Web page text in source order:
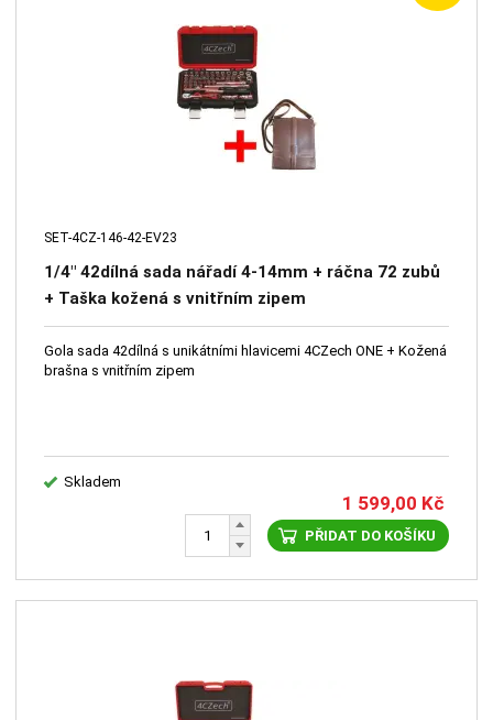
SET-4CZ-146-42-EV23
1/4" 42dílná sada nářadí 4-14mm + ráčna 72 zubů
+ Taška kožená s vnitřním zipem
Gola sada 42dílná s unikátními hlavicemi 4CZech ONE + Kožená
brašna s vnitřním zipem
Skladem
1 599,00 Kč
PŘIDAT DO KOŠÍKU